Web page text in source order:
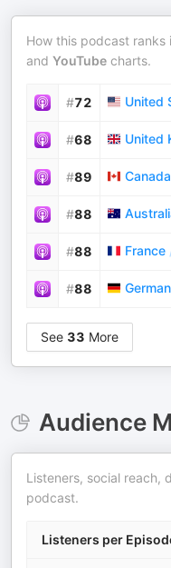
How this podcast ranks
and YouTube charts.
#72 United
#68 United
#89 Canada
#88
#88 France
#88
See 33 More
Audience
Listeners, social reach,
podcast.
Listeners per